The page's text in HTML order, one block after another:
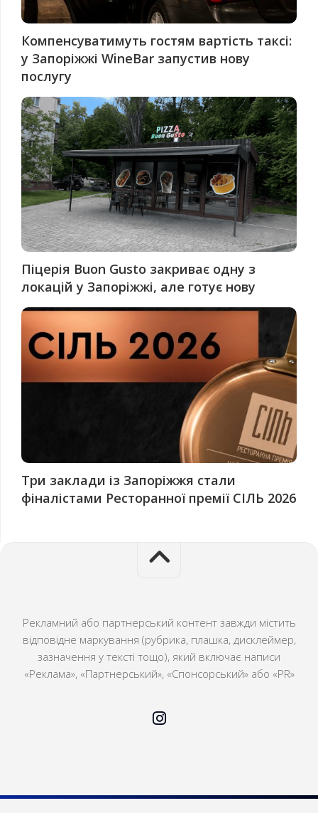
Компенсуватимуть гостям вартість таксі:
у Запоріжжі WineBar запустив нову
послугу
Піцерія Buon Gusto закриває одну з
локацій у Запоріжжі, але готує нову
Три заклади із Запоріжжя стали
фіналістами Ресторанної премії СІЛЬ 2026
Рекламний або партнерський контент завжди містить
відповідне маркування (рубрика, плашка, дисклеймер,
зазначення у тексті тощо), який включає написи
«Реклама», «Партнерський», «Спонсорський» або «PR»